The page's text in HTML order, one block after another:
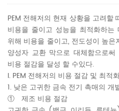
PEM 전해저의 현재 상황을 고려할
비용을 줄이고 성능을 최적화하
위해 비용을 줄이고, 전도성이 높
양성자 교환 막으로 대체함으로
비용 절감을 달성 할 수있다.
I. PEM 전해저의 비용 절감 및 최적
1. 낮은 고귀한 금속 전기 촉매의 개
① 제조 비용 절감